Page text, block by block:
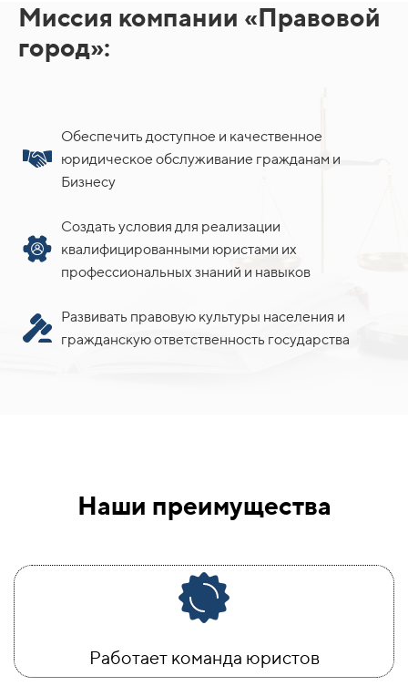
Миссия компании «Правовой
город»:
Обеспечить доступное и качественное
юридическое обслуживание гражданам и
Бизнесу
Создать условия для реализации
квалифицированными юристами их
профессиональных знаний и навыков
Развивать правовую культуры населения и
гражданскую ответственность государства
Наши преимущества
Работает команда юристов